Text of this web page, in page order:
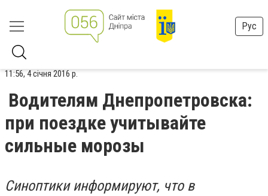
Рус
11:56, 4 січня 2016 р.
Водителям Днепропетровска:
при поездке учитывайте
сильные морозы
Синоптики информируют, что в